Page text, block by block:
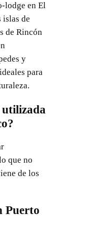
lodge en El
islas de
de Rincón
y
para
utilizada
que no
de los
Puerto